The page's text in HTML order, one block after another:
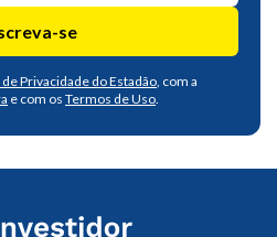
se
Privacidade do Estadão, com a
e com os Termos de Uso.